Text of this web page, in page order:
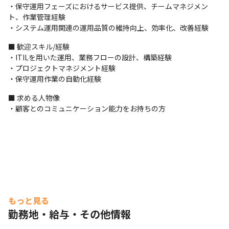
・保守運用フェーズにおけるサービス提供、チームマネジメン
ト、作業管理経験
・システム運用関連の運用品質の維持向上、効率化、改善経験
■ 歓迎スキル/経験
・ITILを用いた運用、業務フローの設計、構築経験
・プロジェクトマネジメント経験
・保守運用作業の自動化経験
■ 求める人物像
・顧客とのコミュニケーション能力をお持ちの方
もっと見る
勤務地・給与・その他情報